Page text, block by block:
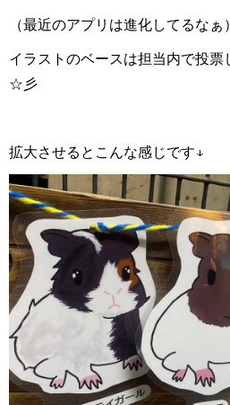
（最近のアプリは進化してるなぁ）
イラストのベースは担当内で投
☆彡
拡大させるとこんな感じです↓